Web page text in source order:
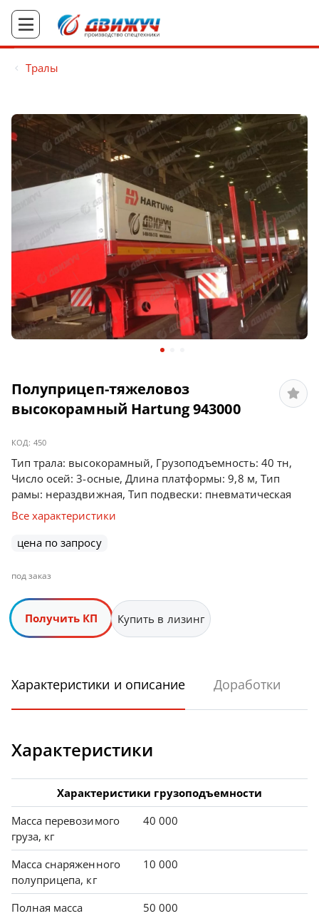
Тралы
Полуприцеп-тяжеловоз
высокорамный Hartung 943000
КОД: 450
Тип трала: высокорамный, Грузоподъемность: 40 тн,
Число осей: 3-осные, Длина платформы: 9,8 м, Тип
рамы: нераздвижная, Тип подвески: пневматическая
Все характеристики
цена по запросу
под заказ
Получить КП Купить в лизинг
Характеристики и описание Доработки
Характеристики
Характеристики грузоподъемности
Масса перевозимого
груза, кг
40 000
Масса снаряженного
полуприцепа, кг
10 000
Полная масса
50 000